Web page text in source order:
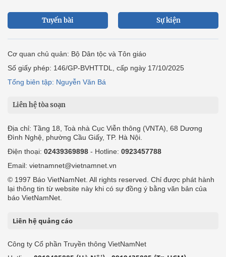
Tuyến bài Sự kiện
Cơ quan chủ quản: Bộ Dân tộc và Tôn giáo
Số giấy phép: 146/GP-BVHTTDL, cấp ngày 17/10/2025
Tổng biên tập: Nguyễn Văn Bá
Liên hệ tòa soạn
Địa chỉ: Tầng 18, Toà nhà Cục Viễn thông (VNTA), 68 Dương
Đình Nghệ, phường Cầu Giấy, TP. Hà Nội.
Điện thoại: 02439369898 - Hotline: 0923457788
Email: vietnamnet@vietnamnet.vn
© 1997 Báo VietNamNet. All rights reserved. Chỉ được phát hành
lại thông tin từ website này khi có sự đồng ý bằng văn bản của
báo VietNamNet.
Liên hệ quảng cáo
Công ty Cổ phần Truyền thông VietNamNet